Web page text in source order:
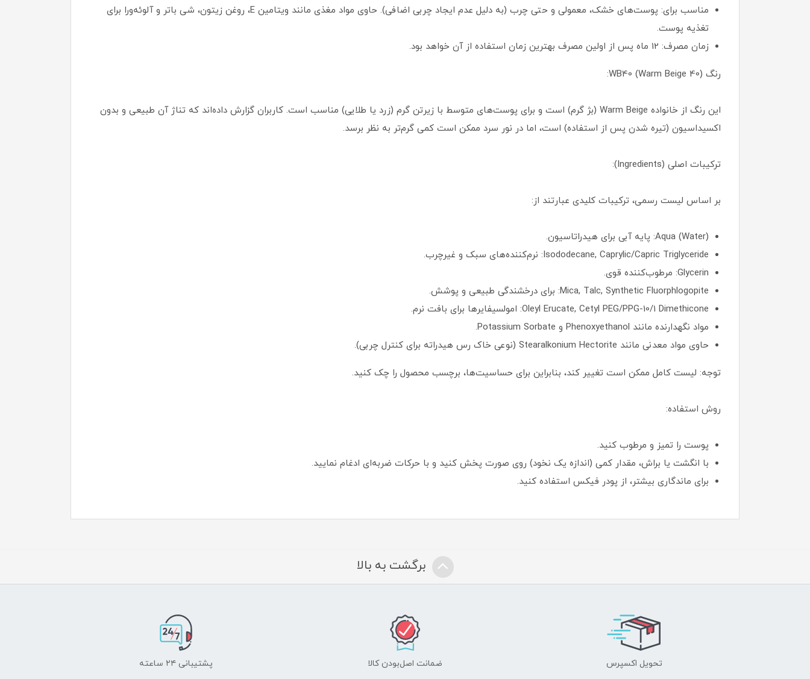
مناسب برای: پوست‌های خشک، معمولی و حتی چرب (به دلیل عدم ایجاد چربی اضافی). حاوی مواد مغذی مانند ویتامین E، روغن زیتون، شی باتر و آلوئه‌ورا برای
تغذیه پوست.
زمان مصرف: 12 ماه پس از اولین مصرف بهترین زمان استفاده از آن خواهد بود.
رنگ WB40 (Warm Beige 40):
این رنگ از خانواده Warm Beige (بژ گرم) است و برای پوست‌های متوسط با زیرتن گرم (زرد یا طلایی) مناسب است. کاربران گزارش داده‌اند که تناژ آن طبیعی و بدون
اکسیداسیون (تیره شدن پس از استفاده) است، اما در نور سرد ممکن است کمی گرم‌تر به نظر برسد.
ترکیبات اصلی (Ingredients):
بر اساس لیست رسمی، ترکیبات کلیدی عبارتند از:
Aqua (Water): پایه آبی برای هیدراتاسیون.
Isododecane, Caprylic/Capric Triglyceride: نرم‌کننده‌های سبک و غیرچرب.
Glycerin: مرطوب‌کننده قوی.
Mica, Talc, Synthetic Fluorphlogopite: برای درخشندگی طبیعی و پوشش.
Oleyl Erucate, Cetyl PEG/PPG-10/1 Dimethicone: امولسیفایرها برای بافت نرم.
مواد نگهدارنده مانند Phenoxyethanol و Potassium Sorbate.
حاوی مواد معدنی مانند Stearalkonium Hectorite (نوعی خاک رس هیدراته برای کنترل چربی).
توجه: لیست کامل ممکن است تغییر کند، بنابراین برای حساسیت‌ها، برچسب محصول را چک کنید.
روش استفاده:
پوست را تمیز و مرطوب کنید.
با انگشت یا براش، مقدار کمی (اندازه یک نخود) روی صورت پخش کنید و با حرکات ضربه‌ای ادغام نمایید.
برای ماندگاری بیشتر، از پودر فیکس استفاده کنید.
برگشت به بالا
تحویل اکسپرس ضمانت اصل‌بودن کالا پشتیبانی ۲۴ ساعته